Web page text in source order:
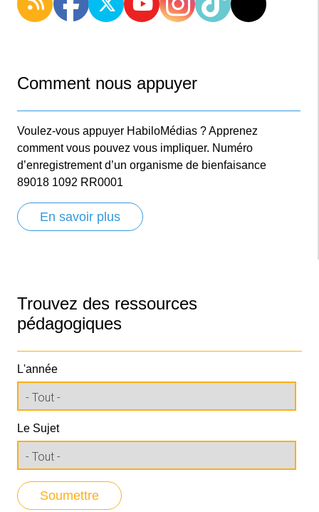
Comment nous appuyer
Voulez-vous appuyer HabiloMédias ? Apprenez
comment vous pouvez vous impliquer. Numéro
d’enregistrement d’un organisme de bienfaisance
89018 1092 RR0001
En savoir plus
Trouvez des ressources
pédagogiques
L'année
Le Sujet